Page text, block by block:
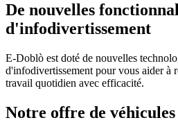
De nouvelles
d'infodivertissement
E-Doblò est doté de nouvelles
d'infodivertissement pour vous aider à
travail quotidien avec efficacité.
Notre offre de véhicules